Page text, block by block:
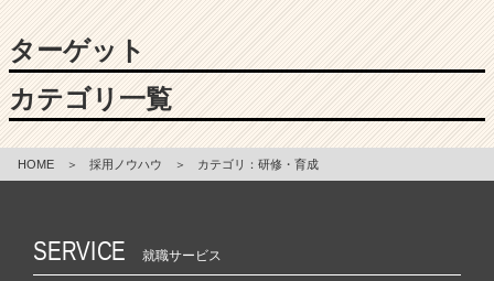
ターゲット
カテゴリ一覧
HOME ＞ 採用ノウハウ ＞ カテゴリ：研修・育成
SERVICE 就職サービス